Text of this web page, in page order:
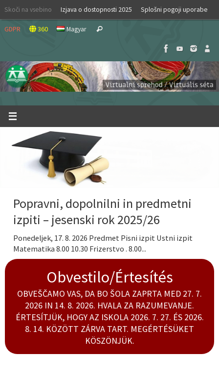
Skip
content
Skoči na vsebino Izjava o dostopnosti 2025 Splošni pogoji uporabe
GDPR 360 Magyar Search
Popravni, dopolnilni in predmetni
izpiti – jesenski rok 2025/26
Ponedeljek, 17. 8. 2026 Predmet Pisni izpit Ustni izpit
Matematika 8.00 10.30 Frizerstvo . 8.00...
Obvestilo/Értesítés
OBVEŠČAMO VAS, DA BO ŠOLA ZAPRTA MED 27. 7.
2026 IN 14. 8. 2026. HVALA ZA RAZUMEVANJE.
ÉRTESÍTJÜK, HOGY AZ ISKOLA 2026. 7. 27. ÉS 2026.
8. 14. KÖZÖTT ZÁRVA TART. MEGÉRTÉSÜKET
KÖSZÖNJÜK.